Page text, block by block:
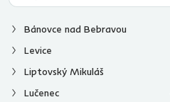
Bánovce nad Bebravou
Levice
Liptovský Mikuláš
Lučenec